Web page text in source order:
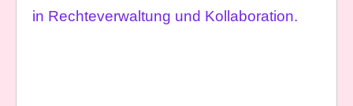
in Rechteverwaltung und Kollaboration.